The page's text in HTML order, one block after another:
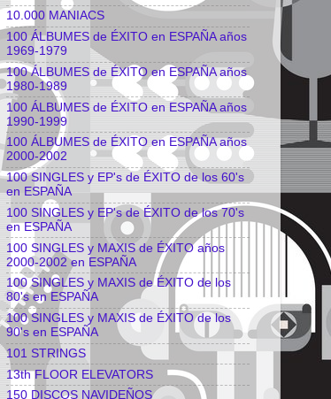
10.000 MANIACS
100 ÁLBUMES de ÉXITO en ESPAÑA años
1969-1979
100 ÁLBUMES de ÉXITO en ESPAÑA años
1980-1989
100 ÁLBUMES de ÉXITO en ESPAÑA años
1990-1999
100 ÁLBUMES de ÉXITO en ESPAÑA años
2000-2002
100 SINGLES y EP's de ÉXITO de los 60's
en ESPAÑA
100 SINGLES y EP's de ÉXITO de los 70's
en ESPAÑA
100 SINGLES y MAXIS de ÉXITO años
2000-2002 en ESPAÑA
100 SINGLES y MAXIS de ÉXITO de los
80's en ESPAÑA
100 SINGLES y MAXIS de ÉXITO de los
90's en ESPAÑA
101 STRINGS
13th FLOOR ELEVATORS
150 DISCOS NAVIDEÑOS